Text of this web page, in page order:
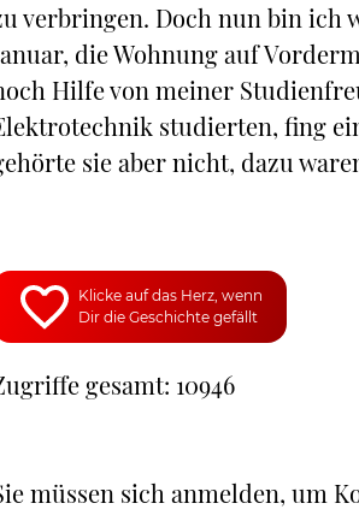
verbringen. Doch nun bin ich
die Wohnung auf
Hilfe von meiner
studierten, fing
sie aber nicht, dazu
Klicke auf das Herz, wenn
Dir die Geschichte gefällt
gesamt: 10946
müssen sich anmelden, um